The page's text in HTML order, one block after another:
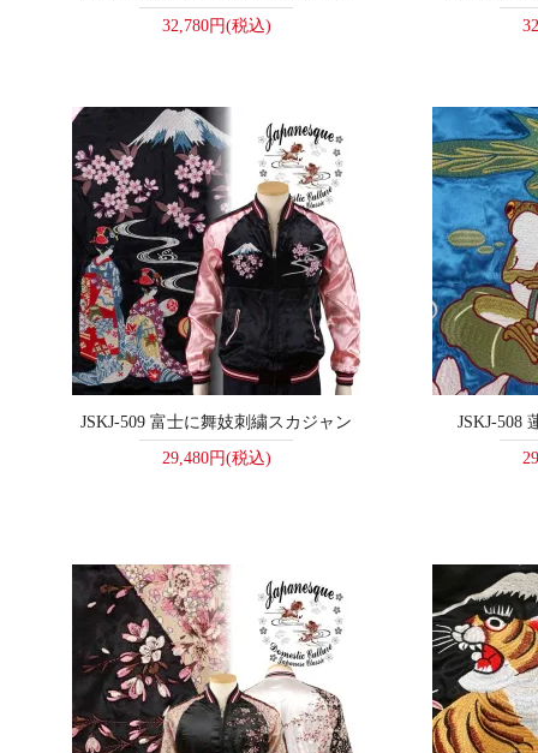
32,780円(税込)
JSKJ-509 富士に舞妓刺繍スカジャン
29,480円(税込)
JSKJ-508